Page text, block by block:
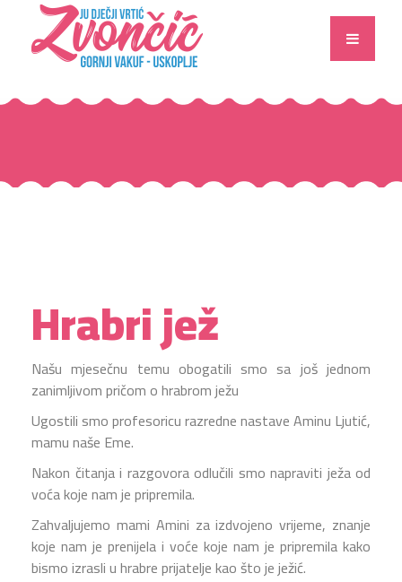
Hrabri jež
Našu mjesečnu temu obogatili smo sa još jednom
zanimljivom pričom o hrabrom ježu
Ugostili smo profesoricu razredne nastave Aminu Ljutić,
mamu naše Eme.
Nakon čitanja i razgovora odlučili smo napraviti ježa od
voća koje nam je pripremila.
Zahvaljujemo mami Amini za izdvojeno vrijeme, znanje
koje nam je prenijela i voće koje nam je pripremila kako
bismo izrasli u hrabre prijatelje kao što je ježić.